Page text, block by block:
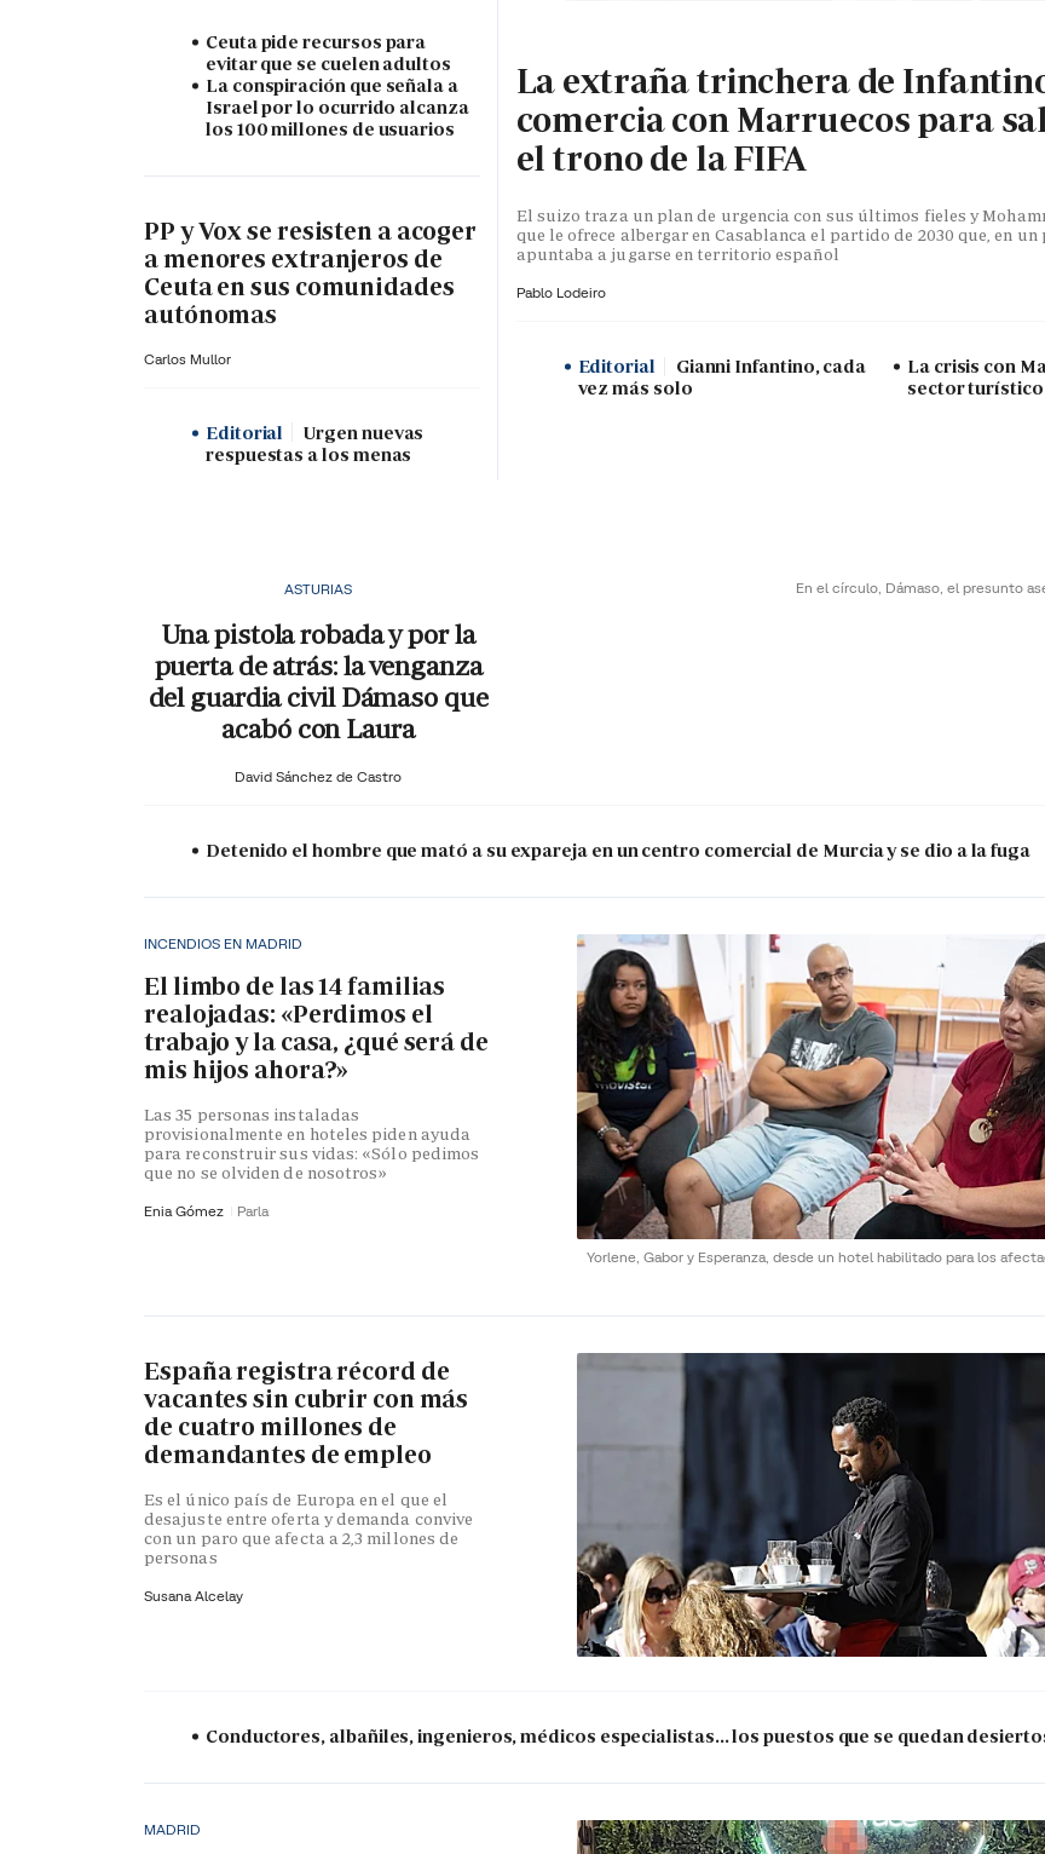
Ceuta pide recursos para
evitar que se cuelen adultos
La conspiración que señala a
Israel por lo ocurrido alcanza
los 100 millones de usuarios
PP y Vox se resisten a acoger
a menores extranjeros de
Ceuta en sus comunidades
autónomas
Carlos Mullor
Editorial
Urgen nuevas
respuestas a los menas
La extraña trinchera de
comercia con Marruecos para
el trono de la FIFA
El suizo traza un plan de urgencia con sus últimos fieles y
que le ofrece albergar en Casablanca el partido de 2030 que, en
apuntaba a jugarse en territorio español
Pablo Lodeiro
Editorial
Gianni Infantino, cada
vez más solo
La crisis con
sector turístico
En el círculo, Dámaso, el presunto
ASTURIAS
Una pistola robada y por la
puerta de atrás: la venganza
del guardia civil Dámaso que
acabó con Laura
David Sánchez de Castro
Detenido el hombre que mató a su expareja en un centro comercial de Murcia y se dio a la fuga
Yorlene, Gabor y Esperanza, desde un hotel habilitado para los
INCENDIOS EN MADRID
El limbo de las 14 familias
realojadas: «Perdimos el
trabajo y la casa, ¿qué será de
mis hijos ahora?»
Las 35 personas instaladas
provisionalmente en hoteles piden ayuda
para reconstruir sus vidas: «Sólo pedimos
que no se olviden de nosotros»
Enia Gómez Parla
España registra récord de
vacantes sin cubrir con más
de cuatro millones de
demandantes de empleo
Es el único país de Europa en el que el
desajuste entre oferta y demanda convive
con un paro que afecta a 2,3 millones de
personas
Susana Alcelay
Conductores, albañiles, ingenieros, médicos especialistas... los puestos que se quedan
MADRID